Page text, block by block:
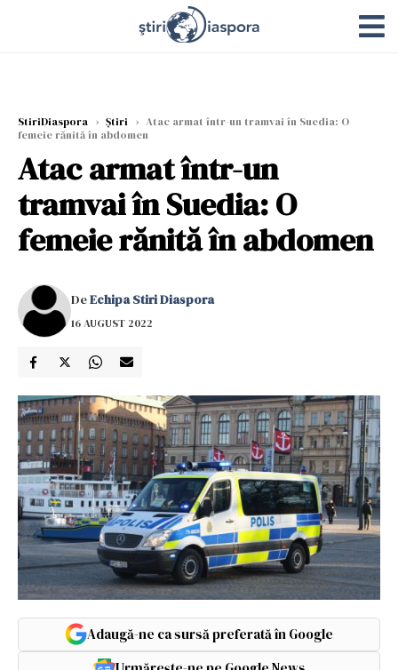
StiriDiaspora › Știri › Atac armat într-un tramvai în Suedia: O
femeie rănită în abdomen
Atac armat într-un
tramvai în Suedia: O
femeie rănită în abdomen
DeEchipa Stiri Diaspora
16 AUGUST 2022
Adaugă-ne ca sursă preferată în Google